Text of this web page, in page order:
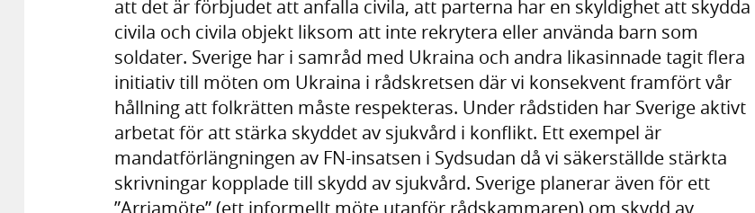
att det är förbjudet att anfalla civila, att parterna har en skyldighet att skydda
civila och civila objekt liksom att inte rekrytera eller använda barn som
soldater. Sverige har i samråd med Ukraina och andra likasinnade tagit flera
initiativ till möten om Ukraina i rådskretsen där vi konsekvent framfört vår
hållning att folkrätten måste respekteras. Under rådstiden har Sverige aktivt
arbetat för att stärka skyddet av sjukvård i konflikt. Ett exempel är
mandatförlängningen av FN-insatsen i Sydsudan då vi säkerställde stärkta
skrivningar kopplade till skydd av sjukvård. Sverige planerar även för ett